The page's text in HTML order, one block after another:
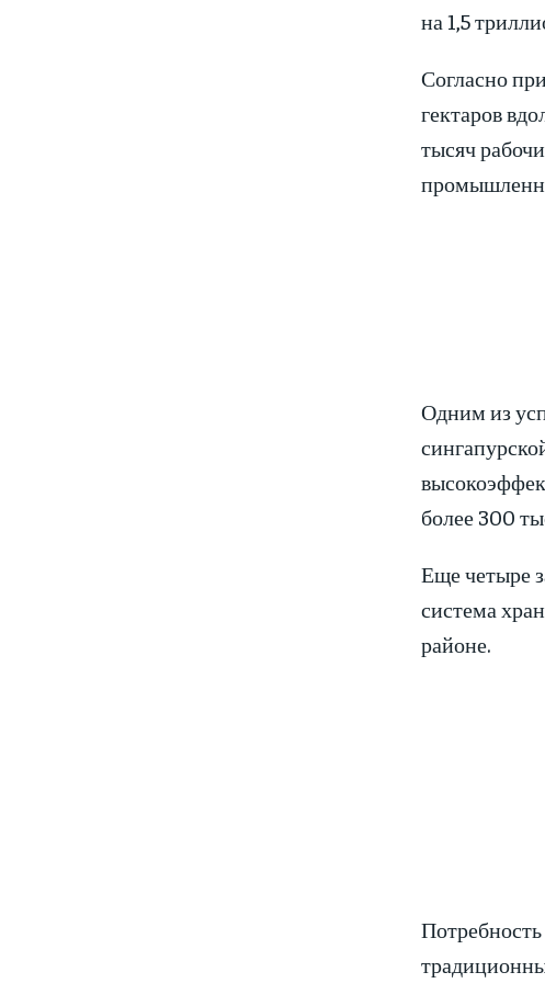
на 1,5
Согласно
гектаров
тысяч
Одним из
более 300
Еще четыре
система
районе.